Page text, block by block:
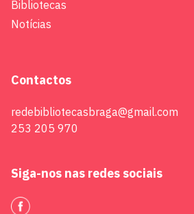
Bibliotecas
Notícias
Contactos
redebibliotecasbraga@gmail.com
253 205 970
Siga-nos nas redes sociais